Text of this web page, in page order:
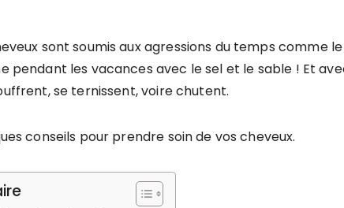
sont soumis aux agressions du temps comme
pendant les vacances avec le sel et le sable ! Et
se ternissent, voire chutent.
conseils pour prendre soin de vos cheveux.